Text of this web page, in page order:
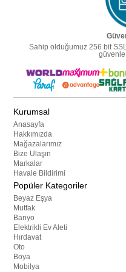
Sahip olduğumuz 256 bit
Kurumsal
Anasayfa
Hakkımızda
Mağazalarımız
Bize Ulaşın
Markalar
Havale Bildirimi
Popüler Kategoriler
Beyaz Eşya
Mutfak
Banyo
Elektrikli Ev Aleti
Hırdavat
Oto
Boya
Mobilya